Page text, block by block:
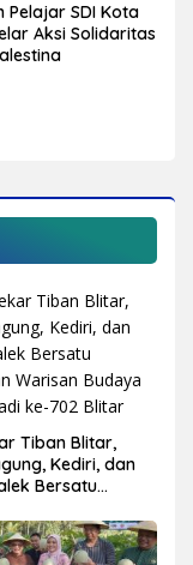
Pelajar SDI Kota
Aksi Solidaritas
Tiban Blitar,
Kediri, dan
Bersatu
ke-702 Blitar